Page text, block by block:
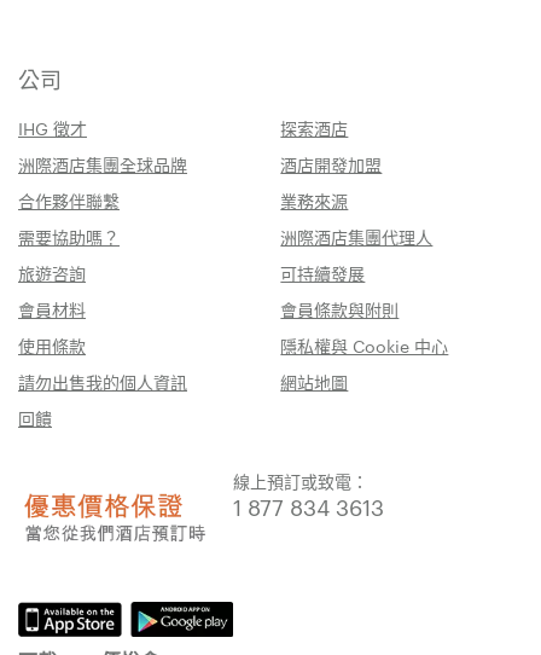
公司
IHG 徵才
探索酒店
洲際酒店集團全球品牌
酒店開發加盟
合作夥伴聯繫
業務來源
需要協助嗎？
洲際酒店集團代理人
旅遊咨詢
可持續發展
會員材料
會員條款與附則
使用條款
隱私權與 Cookie 中心
請勿出售我的個人資訊
網站地圖
回饋
線上預訂或致電：
1 877 834 3613